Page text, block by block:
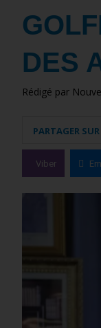
DES
Rédigé par
PARTAGER SUR
Viber